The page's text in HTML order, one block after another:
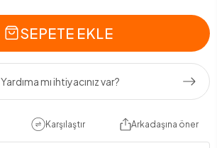
SEPETE EKLE
Yardıma mı ihtiyacınız var?
Karşılaştır Arkadaşına öner